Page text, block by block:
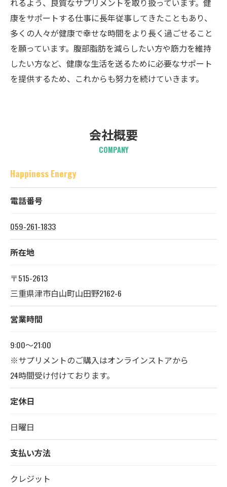
康をサポートする仕事に長年従事してきたこともあり、
多くの人々が健康で幸せな時間をより長く過ごせること
を願っています。腹部脂肪を減らしたい方や筋力を維持
したい方など、健康な生活を送るために必要なサポート
を提供するため、これからも努力を続けていきます。
会社概要
COMPANY
Happiness Energy
電話番号
059-261-1833
所在地
〒515-2613
三重県津市白山町山田野2162-6
営業時間
9:00〜21:00
※サプリメントのご購入はオンラインストアから
24時間受け付けております。
定休日
日曜日
支払い方法
クレジット